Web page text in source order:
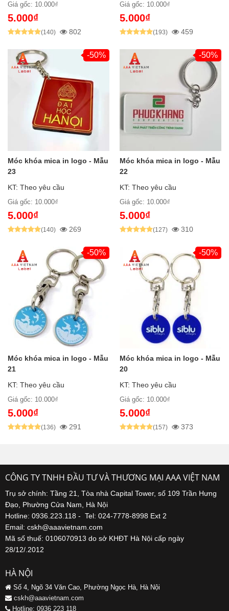
Giá gốc: 10.000₫
5.000₫
(140) 802
Giá gốc: 10.000₫
5.000₫
(193) 459
-50%
Móc khóa mica in logo - Mẫu
23
KT: Theo yêu cầu
Giá gốc: 10.000₫
5.000₫
(140) 269
-50%
Móc khóa mica in logo - Mẫu
22
KT: Theo yêu cầu
Giá gốc: 10.000₫
5.000₫
(127) 310
-50%
Móc khóa mica in logo - Mẫu
21
KT: Theo yêu cầu
Giá gốc: 10.000₫
5.000₫
(136) 291
-50%
Móc khóa mica in logo - Mẫu
20
KT: Theo yêu cầu
Giá gốc: 10.000₫
5.000₫
(157) 373
CÔNG TY TNHH ĐẦU TƯ VÀ THƯƠNG MẠI AAA VIỆT NAM
Trụ sở chính: Tầng 21, Tòa nhà Capital Tower, số 109 Trần Hưng
Đạo, Phường Cửa Nam, Hà Nội
Hotline: 0936.223.118 - Tel: 024-7778-8998 Ext 2
Email: cskh@aaavietnam.com
Mã số thuế: 0106070913 do sở KHĐT Hà Nội cấp ngày
28/12/.2012
HÀ NỘI
Số 4, Ngõ 34 Văn Cao, Phường Ngọc Hà, Hà Nội
cskh@aaavietnam.com
Hotline: 0936 223 118